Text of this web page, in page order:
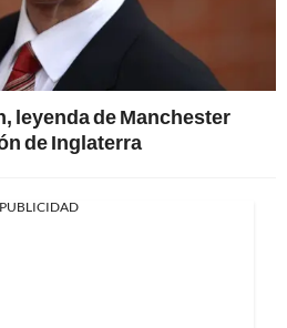
leyenda de Manchester
de Inglaterra
PUBLICIDAD